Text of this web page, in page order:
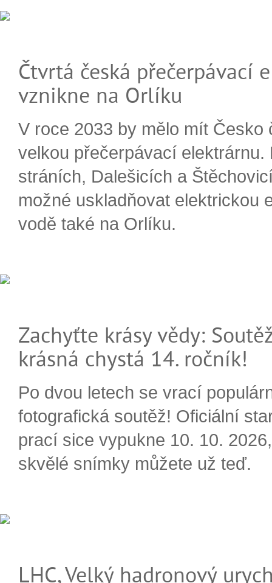
Čtvrtá česká přečerpávací
vznikne na Orlíku
V roce 2033 by mělo mít Česko
velkou přečerpávací elektrárnu.
stráních, Dalešicích a
možné uskladňovat elektrickou
vodě také na Orlíku.
Zachyťte krásy vědy:
krásná chystá 14. ročník!
Po dvou letech se vrací
fotografická soutěž! Oficiální
prací sice vypukne 10. 10.
skvělé snímky můžete už teď.
LHC, Velký hadronový